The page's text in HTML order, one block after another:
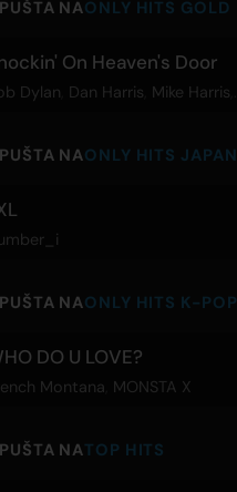
NAONLY HITS GOLD
On Heaven's Door
Dylan Dan Harris Mike Harris
NAONLY HITS JAPAN
NAONLY HITS K-POP
DO U LOVE?
Montana MONSTA X
NATOP HITS